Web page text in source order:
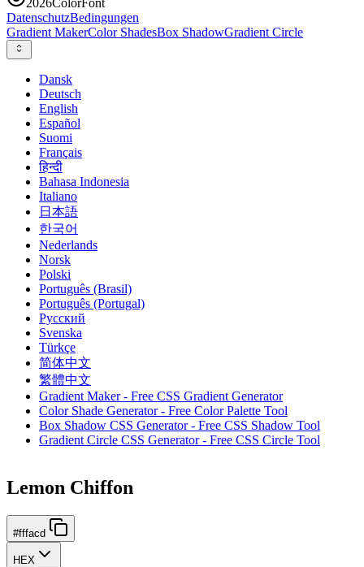
2026ColorFont
DatenschutzBedingungen
Gradient MakerColor ShadesBox ShadowGradient Circle
Dansk
Deutsch
English
Español
Suomi
Français
हिन्दी
Bahasa Indonesia
Italiano
日本語
한국어
Nederlands
Norsk
Polski
Português (Brasil)
Português (Portugal)
Русский
Svenska
Türkçe
简体中文
繁體中文
Gradient Maker - Free CSS Gradient Generator
Color Shade Generator - Free Color Palette Tool
Box Shadow CSS Generator - Free CSS Shadow Tool
Gradient Circle CSS Generator - Free CSS Circle Tool
Lemon Chiffon
#fffacd
HEX